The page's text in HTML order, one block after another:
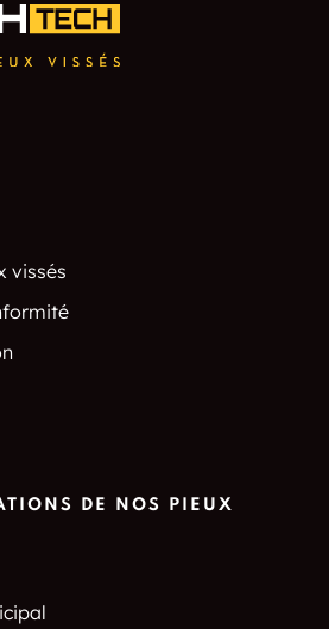
vissés
DE NOS PIEUX